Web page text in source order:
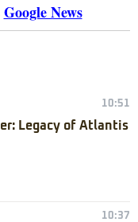
Google News
10:51
Legacy of Atlantis
10:37